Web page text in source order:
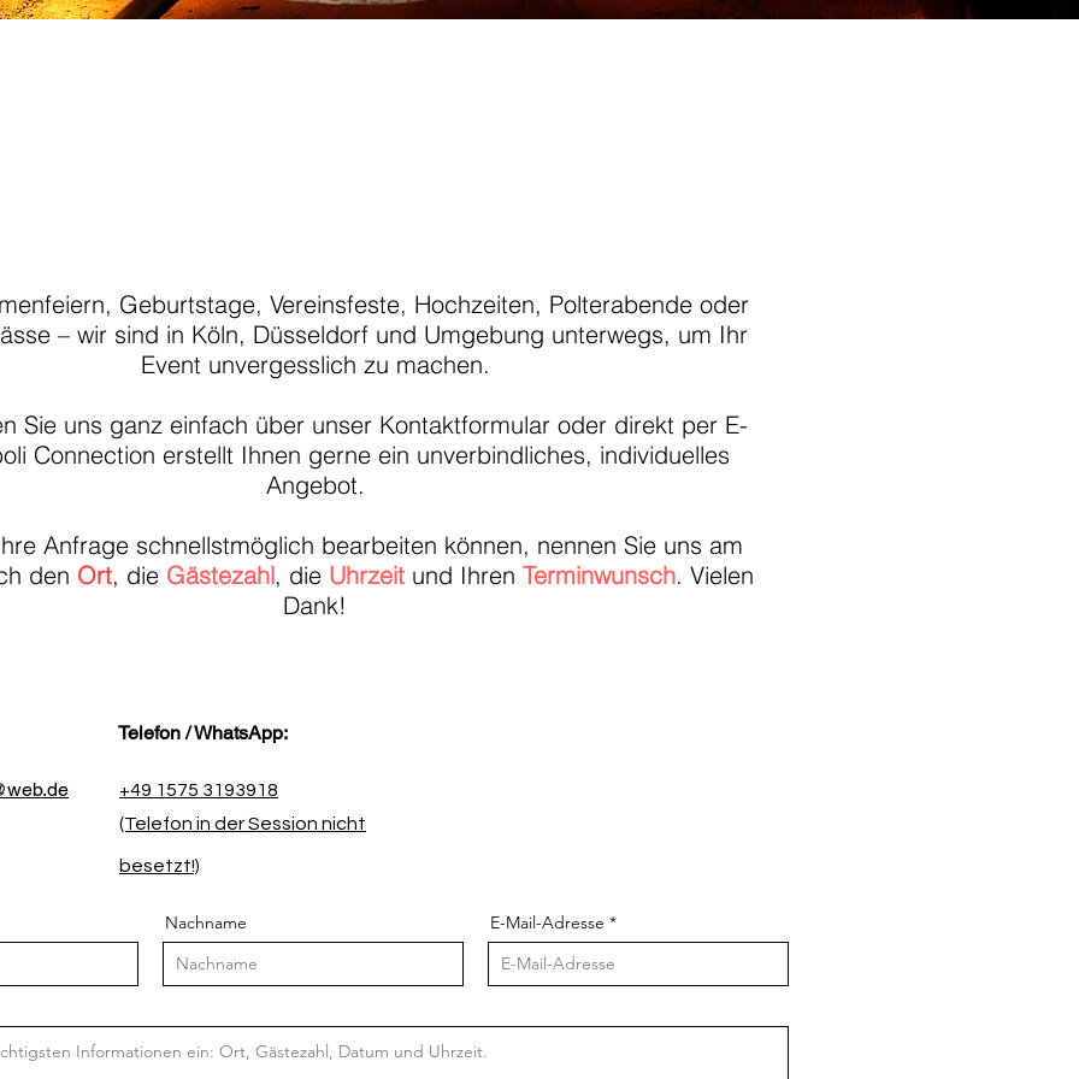
Geburtstage, Vereinsfeste, Hochzeiten, Polterabende oder
– wir sind in Köln, Düsseldorf und Umgebung unterwegs, um Ihr
Event unvergesslich zu machen.
Sie uns ganz einfach über unser Kontaktformular oder direkt per E-
Connection erstellt Ihnen gerne ein unverbindliches, individuelles
Angebot.
Anfrage schnellstmöglich bearbeiten können, nennen Sie uns am
den Ort, die Gästezahl, die Uhrzeitund Ihren Terminwunsch. Vielen
Dank!
Telefon / WhatsApp:
+49 1575 3193918
(Telefon in der Session nicht
besetzt!)
Nachname E-Mail-Adresse